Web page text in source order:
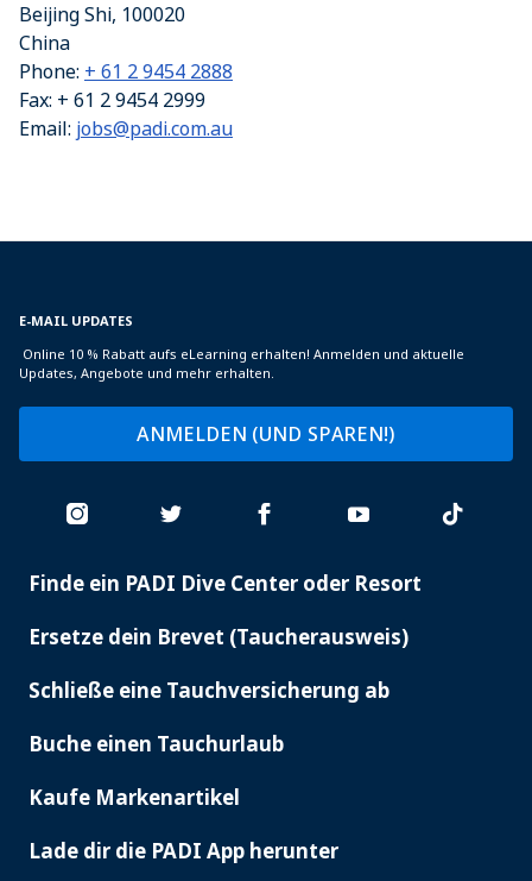
Beijing Shi, 100020
China
Phone: + 61 2 9454 2888
Fax: + 61 2 9454 2999
Email: jobs@padi.com.au
E-MAIL UPDATES
Online 10 % Rabatt aufs eLearning erhalten! Anmelden und aktuelle
Updates, Angebote und mehr erhalten.
ANMELDEN (UND SPAREN!)
PADI
Finde ein PADI Dive Center oder Resort
Ersetze dein Brevet (Taucherausweis)
Schließe eine Tauchversicherung ab
Buche einen Tauchurlaub
Kaufe Markenartikel
Lade dir die PADI App herunter